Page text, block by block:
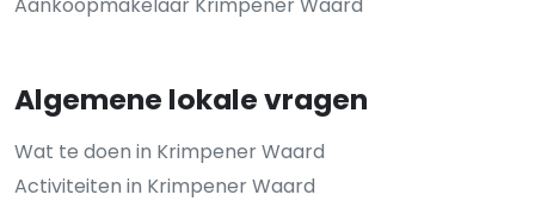
Algemene lokale vragen
Wat te doen in Krimpener Waard
Activiteiten in Krimpener Waard